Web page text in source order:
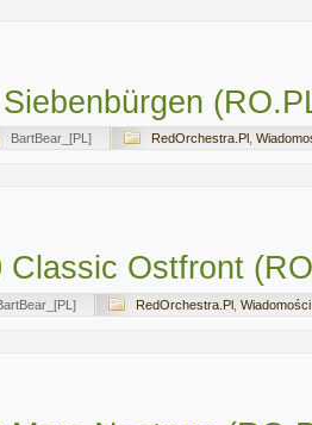
BartBear_[PL] RedOrchestra.Pl
Classic Ostfront
RedOrchestra.Pl Wiadomości